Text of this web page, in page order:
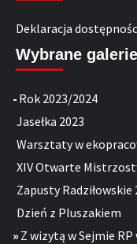
Deklaracja
Wybrane galerie
- Rok 2023/2024
Jasełka 2023
Warsztaty w
XIV Otwarte
Zapusty Radziłowskie
Dzień z Pluszakiem
» Z wizytą w Sejmie RP